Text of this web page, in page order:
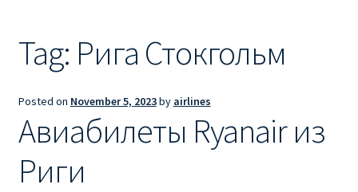
RYANAIR ИЗ РИГИ
RYANAIR ИЗ ТАЛЛИНА
Ryanair из Тампере
Tag: Рига Стокгольм
Posted on November 5, 2023by airlines
Авиабилеты Ryanair из
Риги